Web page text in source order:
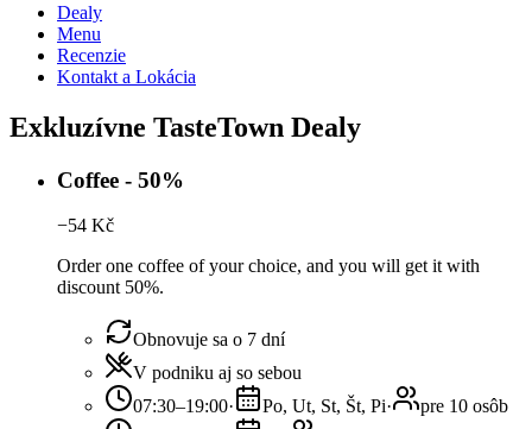
Dealy
Menu
Recenzie
Kontakt a Lokácia
Exkluzívne TasteTown Dealy
Coffee - 50%
−54 Kč
Order one coffee of your choice, and you will get it with
discount 50%.
Obnovuje sa o 7 dní
V podniku aj so sebou
07:30–19:00· Po, Ut, St, Št, Pi·
pre 10 osôb